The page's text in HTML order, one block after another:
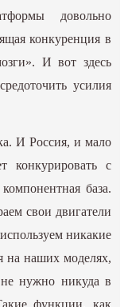
довольно
конкуренция в
И вот здесь
усилия
И Россия, и мало
конкурировать с
база.
свои двигатели
никакие
на наших моделях,
нужно никуда в
функции, как